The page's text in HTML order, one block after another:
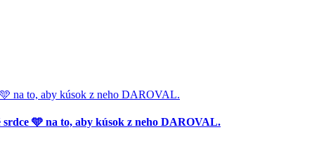
na to, aby kúsok z neho DAROVAL.
🩵 na to, aby kúsok z neho DAROVAL.